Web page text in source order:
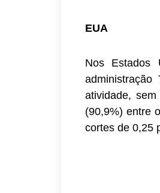
EUA
Nos Estados
atividade,
(90,9%) entre
cortes de 0,25